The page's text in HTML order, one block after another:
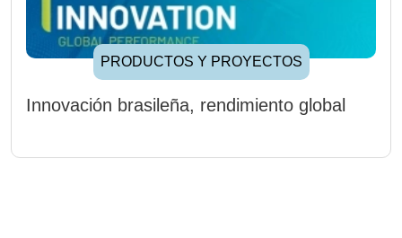
PRODUCTOS Y PROYECTOS
Innovación brasileña, rendimiento global